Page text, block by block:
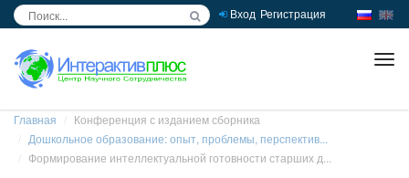
Вход Регистрация
Главная
Конференция с изданием сборника
Дошкольное образование: опыт, проблемы, перспектив...
Формирование интеллектуальной готовности старших д...